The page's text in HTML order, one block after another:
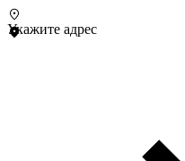
Укажите адрес